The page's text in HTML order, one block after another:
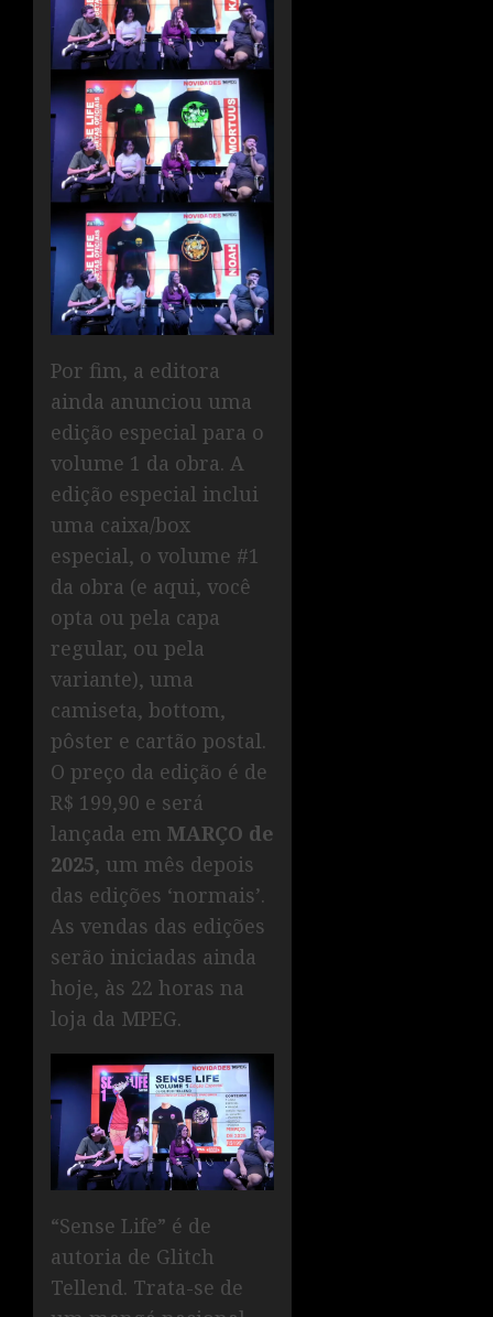
Por fim, a editora
ainda anunciou uma
edição especial para o
volume 1 da obra. A
edição especial inclui
uma caixa/box
especial, o volume #1
da obra (e aqui, você
opta ou pela capa
regular, ou pela
variante), uma
camiseta, bottom,
pôster e cartão postal.
O preço da edição é de
R$ 199,90 e será
lançada em MARÇO de
2025, um mês depois
das edições ‘normais’.
As vendas das edições
serão iniciadas ainda
hoje, às 22 horas na
loja da MPEG.
“Sense Life” é de
autoria de Glitch
Tellend. Trata-se de